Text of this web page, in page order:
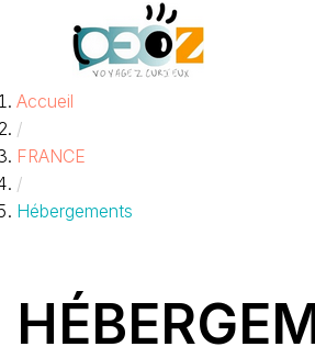
contenu
Accueil
/
FRANCE
/
Hébergements